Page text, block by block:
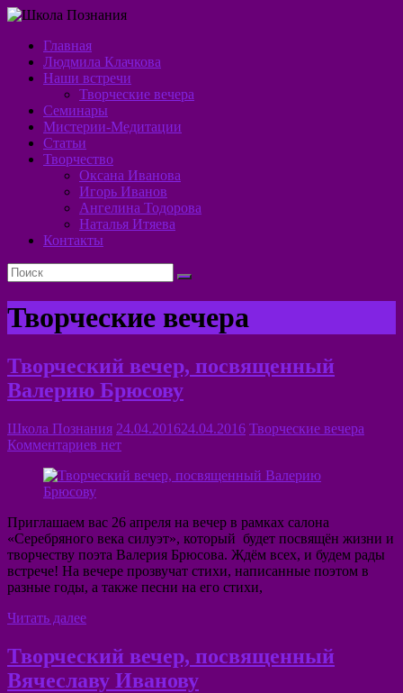
Перейти
содержимому
Школа
Познания
Алхимия
Духа
Главная
Людмила Клачкова
Наши встречи
Творческие вечера
Семинары
Мистерии-Медитации
Статьи
Творчество
Оксана Иванова
Игорь Иванов
Ангелина Тодорова
Наталья Итяева
Контакты
Творческие вечера
Творческий вечер, посвященный
Валерию Брюсову
Школа Познания 24.04.201624.04.2016 Творческие вечера
Комментариев нет
Приглашаем вас 26 апреля на вечер в рамках салона
«Серебряного века силуэт», который будет посвящён жизни и
творчеству поэта Валерия Брюсова. Ждём всех, и будем рады
встрече! На вечере прозвучат стихи, написанные поэтом в
разные годы, а также песни на его стихи,
Читать далее
Творческий вечер, посвященный
Вячеславу Иванову